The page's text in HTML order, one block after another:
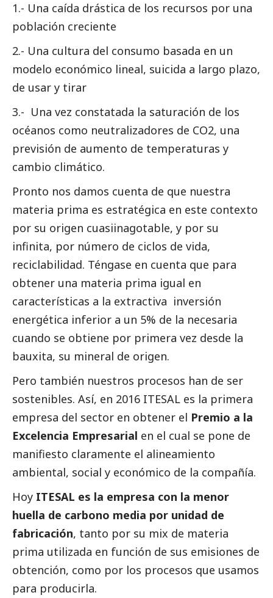
1.- Una caída drástica de los recursos por una
población creciente
2.- Una cultura del consumo basada en un
modelo económico lineal, suicida a largo plazo,
de usar y tirar
3.- Una vez constatada la saturación de los
océanos como neutralizadores de CO2, una
previsión de aumento de temperaturas y
cambio climático.
Pronto nos damos cuenta de que nuestra
materia prima es estratégica en este contexto
por su origen cuasiinagotable, y por su
infinita, por número de ciclos de vida,
reciclabilidad. Téngase en cuenta que para
obtener una materia prima igual en
características a la extractiva inversión
energética inferior a un 5% de la necesaria
cuando se obtiene por primera vez desde la
bauxita, su mineral de origen.
Pero también nuestros procesos han de ser
sostenibles. Así, en 2016 ITESAL es la primera
empresa del sector en obtener el Premio a la
Excelencia Empresarial en el cual se pone de
manifiesto claramente el alineamiento
ambiental, social y económico de la compañía.
Hoy ITESAL es la empresa con la menor
huella de carbono media por unidad de
fabricación, tanto por su mix de materia
prima utilizada en función de sus emisiones de
obtención, como por los procesos que usamos
para producirla.